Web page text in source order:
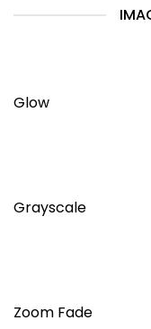
Glow
Grayscale
Zoom Fade